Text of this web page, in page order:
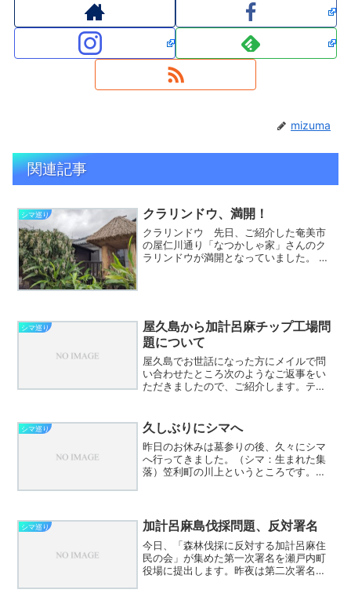
mizuma
関連記事
シマ巡り クラリンドウ、満開！
クラリンドウ 先日、ご紹介した奄美市
の屋仁川通り「なつかしゃ家」さんのク
ラリンドウが満開となっていました。
シマ巡り
屋久島から加計呂麻チップ工場問
題について
屋久島でお世話になった方にメイルで問
い合わせたところ次のようなご返事をい
ただきましたので、ご紹介します。テー
返って保水力が向上する」の一点張りだ
が、森林を伐採すれば、...
シマ巡り 久しぶりにシマへ
昨日のお休みは墓参りの後、久々にシマ
へ行ってきました。（シマ：生まれた集
落）笠利町の川上というところです。
れて、立派なバナナ畑にな...
シマ巡り 加計呂麻島伐採問題、反対署名
今日、「森林伐採に反対する加計呂麻住
民の会」が集めた第一次署名を瀬戸内町
役場に提出します。昨夜は第二次署名を